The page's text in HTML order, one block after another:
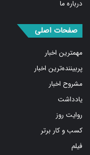
درباره ما
صفحات اصلی
مهمترین اخبار
پربیننده‌ترین اخبار
مشروح اخبار
یادداشت
روایت روز
کسب و کار برتر
فیلم